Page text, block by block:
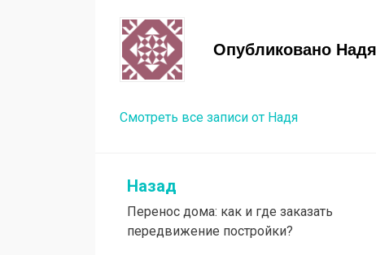
Опубликовано Надя
Смотреть все записи от Надя
Навигация
по
Назад
Перенос дома: как и где заказать
передвижение постройки?